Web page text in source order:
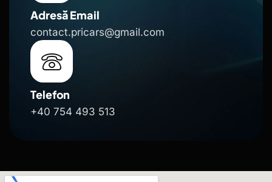
Adresă Email
contact.pricars@gmail.com
Telefon
+40 754 493 513